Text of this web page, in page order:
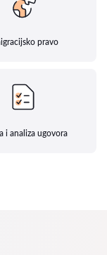
pravo
i analiza ugovora